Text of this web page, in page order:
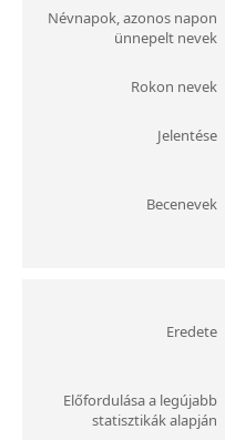
Névnapok, azonos napon
ünnepelt nevek
Rokon nevek
Jelentése
Becenevek
Eredete
Előfordulása a legújabb
statisztikák alapján